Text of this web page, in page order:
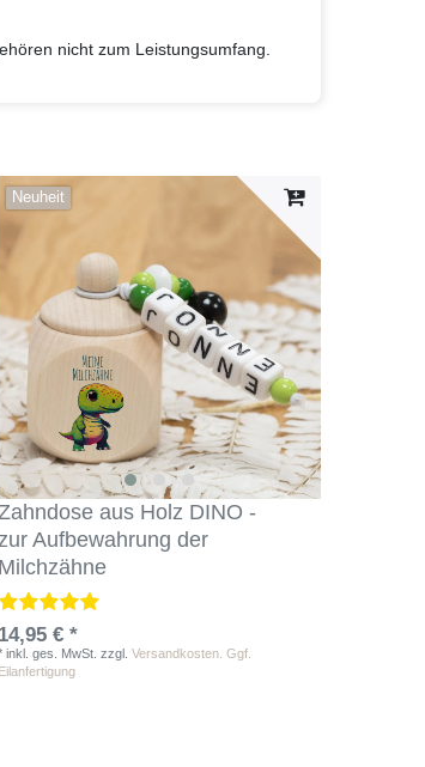
nicht zum Leistungsumfang.
Neuheit
aus Holz DINO -
Aufbewahrung der
Milchzähne
14,95 € *
inkl. ges. MwSt. zzgl. Versandkosten. Ggf.
Eilanfertigung